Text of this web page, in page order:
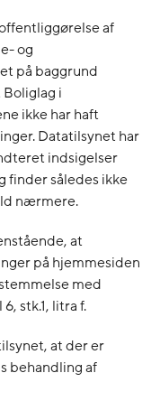
af
og
på baggrund
i
ikke har haft
Datatilsynet har
indsigelser
finder således ikke
nærmere.
at
på hjemmesiden
med
stk.1, litra f.
at der er
behandling af